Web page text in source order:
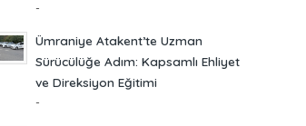
-
Ümraniye Atakent’te Uzman
Sürücülüğe Adım: Kapsamlı Ehliyet
ve Direksiyon Eğitimi
-